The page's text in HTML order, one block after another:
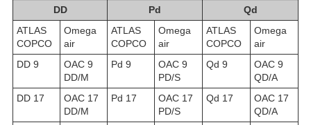
DD Pd
Qd
ATLAS
COPCO
Omega
air
ATLAS
COPCO
Omega
air
ATLAS
COPCO
Omega
air
DD 9
OAC 9
DD/M
Pd 9
OAC 9
PD/S
Qd 9
OAC 9
QD/A
DD 17
OAC 17
DD/M
Pd 17
OAC 17
PD/S
Qd 17
OAC 17
QD/A